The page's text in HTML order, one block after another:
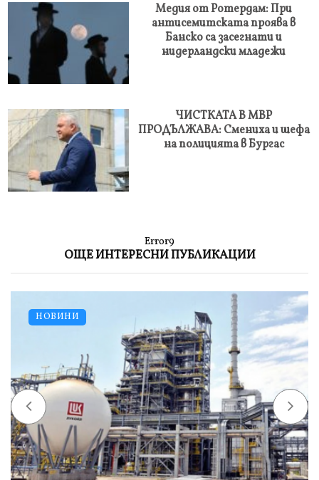
Медия от Ротердам: При
антисемитската проява в
Банско са засегнати и
нидерландски младежи
ЧИСТКАТА В МВР
ПРОДЪЛЖАВА: Смениха и шефа
на полицията в Бургас
Error9
ОЩЕ ИНТЕРЕСНИ ПУБЛИКАЦИИ
НОВИНИ